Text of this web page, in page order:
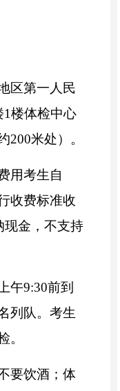
区第一人民
1楼体检中心
200米处）。
用考生自
收费标准收
现金，不支持
午9:30前到
列队。考生
。
要饮酒；体